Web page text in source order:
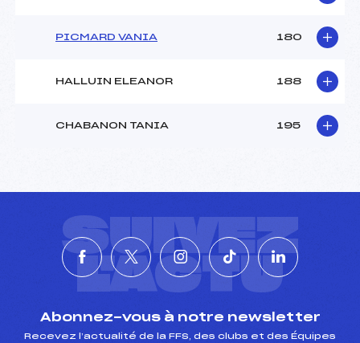
PICMARD VANIA 180
HALLUIN ELEANOR 188
CHABANON TANIA 195
SUIVEZ
L'ACTU
Abonnez-vous à notre newsletter
Recevez l’actualité de la FFS, des clubs et des Équipes